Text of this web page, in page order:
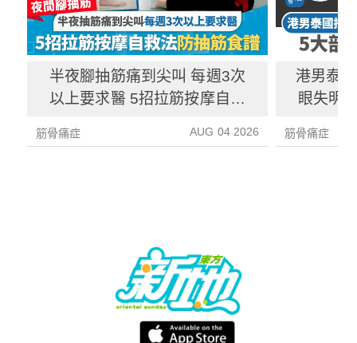
半夜腳抽筋痛到尖叫 每週3次
以上要求醫 5招拉筋按摩自救
筋骨痛症 AUG 04 2026
港男泰
眼失明
筋骨痛症